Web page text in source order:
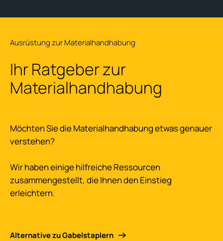
Ihr Ratgeber zur
Materialhandhabung
Ausrüstung zur Materialhandhabung
Möchten Sie die Materialhandhabung etwas genauer
verstehen?
Wir haben einige hilfreiche Ressourcen
zusammengestellt, die Ihnen den Einstieg
erleichtern.
Alternative zu Gabelstaplern